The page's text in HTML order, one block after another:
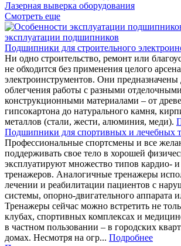
Лазерная выверка оборудования
Смотреть еще
эксплуатации подшипников
Подшипники для строительного
Ни одно строительство, ремонт или
не обходится без применения целого
электроинструментов. Они предназначены
облегчения работы с разными
конструкционными материалами – от
гипсокартона до натурального камня,
металлов (стали, жести, алюминия, меди).
Подшипники для спортивных и лечебных
Профессиональные спортсмены и все
поддерживать свое тело в хорошей
эксплуатируют множество типов кардио-
тренажеров. Аналогичные тренажеры
лечении и реабилитации пациентов с
системы, опорно-двигательного аппарата
Тренажеры сейчас можно встретить не
клубах, спортивных комплексах и
в частном пользовании – в городских
домах. Несмотря на огр... Подробнее